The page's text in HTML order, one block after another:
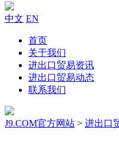
中文 EN
首页
关于我们
进出口贸易资讯
进出口贸易动态
联系我们
J9.COM官方网站 > 进出口